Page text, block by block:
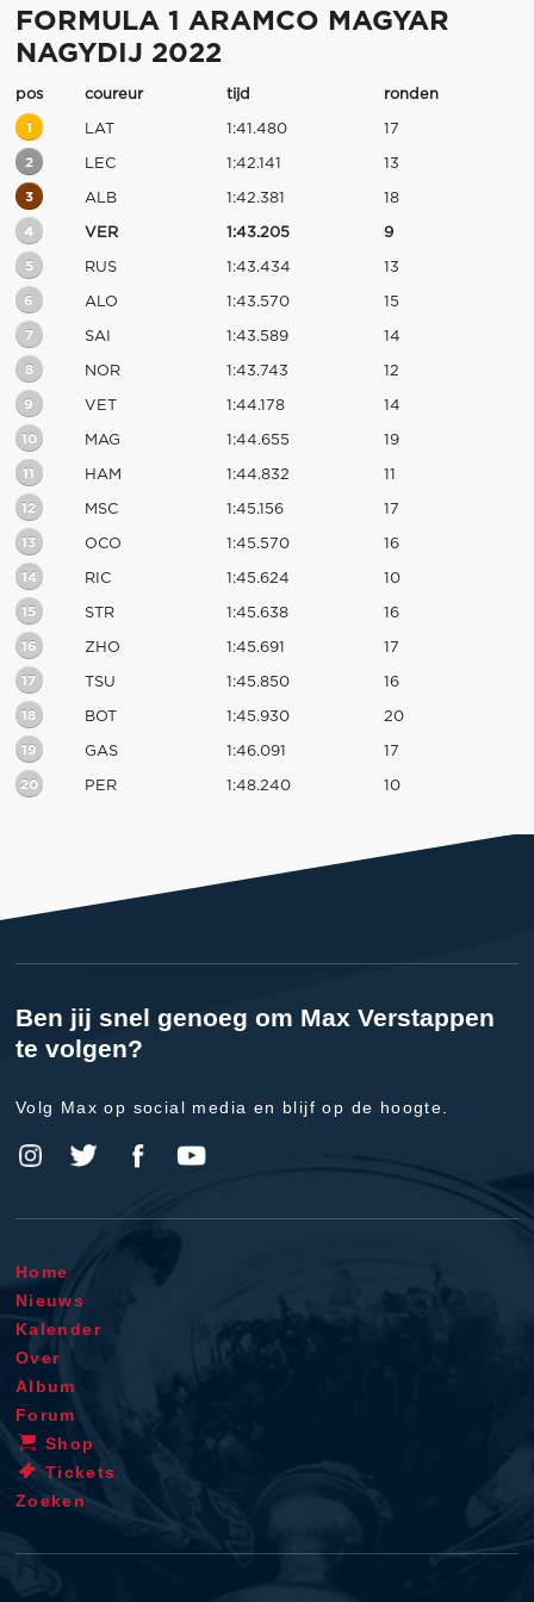
FORMULA 1 ARAMCO MAGYAR
NAGYDIJ 2022
pos coureur tijd ronden
1 LAT 1:41.480 17
2 LEC 1:42.141 13
3 ALB 1:42.381 18
4 VER 1:43.205 9
5 RUS 1:43.434 13
6 ALO 1:43.570 15
7 SAI 1:43.589 14
8 NOR 1:43.743 12
9 VET 1:44.178 14
10 MAG 1:44.655 19
11 HAM 1:44.832 11
12 MSC 1:45.156 17
13 OCO 1:45.570 16
14 RIC 1:45.624 10
15 STR 1:45.638 16
16 ZHO 1:45.691 17
17 TSU 1:45.850 16
18 BOT 1:45.930 20
19 GAS 1:46.091 17
20 PER 1:48.240 10
Ben jij snel genoeg om Max Verstappen
te volgen?
Volg Max op social media en blijf op de hoogte.
Home
Nieuws
Kalender
Over
Album
Forum
Shop
Tickets
Zoeken